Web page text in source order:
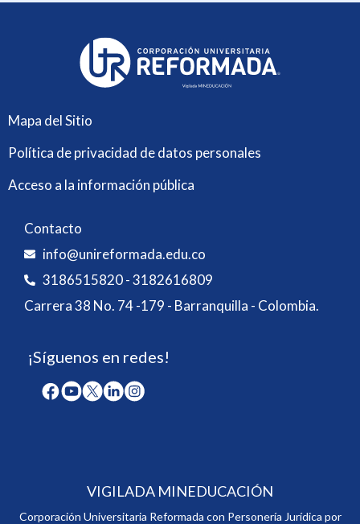
Mapa del Sitio
Política de privacidad de datos personales
Acceso a la información pública
Contacto
info@unireformada.edu.co
3186515820 - 3182616809
Carrera 38 No. 74 -179 - Barranquilla - Colombia.
¡Síguenos en redes!
VIGILADA MINEDUCACIÓN
Corporación Universitaria Reformada con Personería Jurídica por